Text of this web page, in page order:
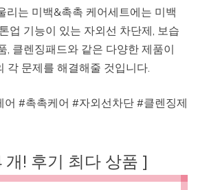
리는 미백&촉촉 케어세트에는 미백
업 기능이 있는 자외선 차단제, 보습
, 클렌징패드와 같은 다양한 제품이
각 문제를 해결해줄 것입니다.
#촉촉케어 #자외선차단 #클렌징제
개! 후기 최다 상품 ]